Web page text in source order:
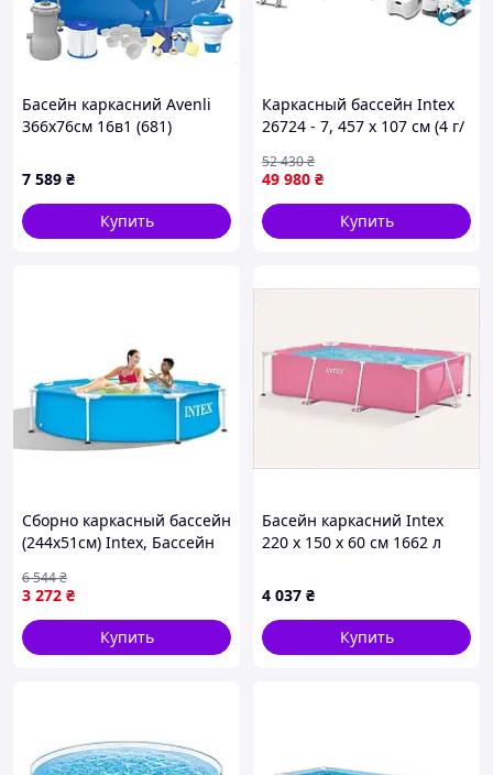
Страна - производитель
Тент
Форма
Круглый
Басейн каркасний Avenli
366х76см 16в1 (681)
7 589 ₴
Купить
Каркасный бассейн Intex
26724 - 7, 457 х 107 см (4 г/
тент, подстилка, набор для
49 980 ₴
52 430₴
Купить
Сборно каркасный бассейн
(244x51см) Intex, Бассейн
Бассейны для купания
детские каркасные, QLL
3 272 ₴
6 544₴
Купить
Басейн каркасний Intex
220 х 150 х 60 см 1662 л
4 037 ₴
Купить